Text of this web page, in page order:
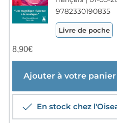
9782330190835
Livre de poche
8,90€
Ajouter à votre panier
En stock chez